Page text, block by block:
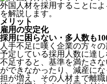
外国人材を採用することに
を解説します。
メリット
雇用の安定化
採用に困らない・多人数も
人手不足に嘆く企業の方々
予定している採用人数に達
不足すると、基準を満たさ
ができなかったり、減産に
担が増え、その人材まで離